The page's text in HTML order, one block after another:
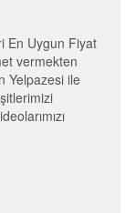
En Uygun Fiyat
vermekten
Yelpazesi ile